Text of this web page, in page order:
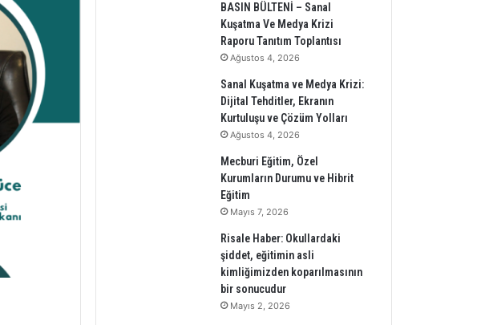
BASIN BÜLTENİ – Sanal
Kuşatma Ve Medya Krizi
Raporu Tanıtım Toplantısı
Ağustos 4, 2026
Sanal Kuşatma ve Medya Krizi:
Dijital Tehditler, Ekranın
Kurtuluşu ve Çözüm Yolları
Ağustos 4, 2026
Mecburi Eğitim, Özel
Kurumların Durumu ve Hibrit
Eğitim
Mayıs 7, 2026
Risale Haber: Okullardaki
şiddet, eğitimin asli
kimliğimizden koparılmasının
bir sonucudur
Mayıs 2, 2026